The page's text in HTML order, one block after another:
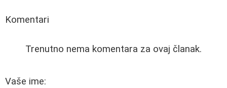
Komentari
Trenutno nema komentara za ovaj članak.
Vaše ime: